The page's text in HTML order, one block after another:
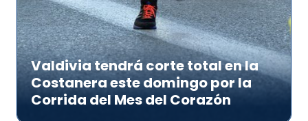
Valdivia tendrá corte total en la
Costanera este domingo por la
Corrida del Mes del Corazón